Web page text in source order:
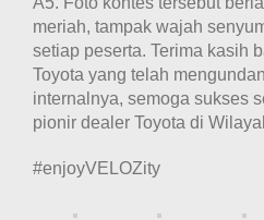
meriah, tampak wajah
setiap peserta. Terima kasih
Toyota yang telah
internalnya, semoga sukses
pionir dealer Toyota di
#enjoyVELOZity